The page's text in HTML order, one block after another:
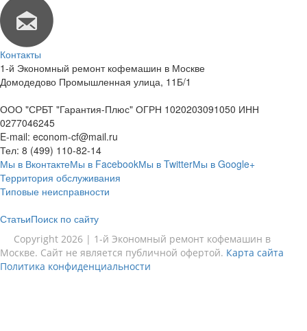
Контакты
1-й Экономный ремонт кофемашин в Москве
Домодедово Промышленная улица, 11Б/1
ООО "СРБТ "Гарантия-Плюс" ОГРН 1020203091050 ИНН
0277046245
E-mail: econom-cf@mail.ru
Тел: 8 (499) 110-82-14
Мы в ВконтактеМы в FacebookМы в TwitterМы в Google+
Территория обслуживания
Типовые неисправности
СтатьиПоиск по сайту
Copyright 2026 | 1-й Экономный ремонт кофемашин в
Москве. Сайт не является публичной офертой. Карта сайта
Политика конфиденциальности